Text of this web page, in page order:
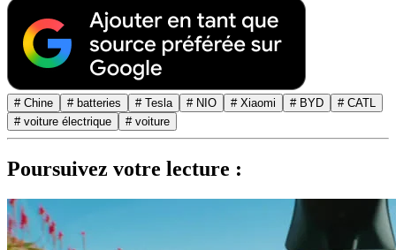
# Chine # batteries # Tesla # NIO # Xiaomi # BYD
# CATL
# voiture électrique
# voiture
Poursuivez votre lecture :